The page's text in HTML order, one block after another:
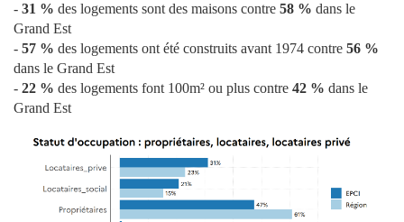
- 31 % des logements sont des maisons contre 58 % dans le
Grand Est
- 57 % des logements ont été construits avant 1974 contre 56 %
dans le Grand Est
- 22 % des logements font 100m² ou plus contre 42 % dans le
Grand Est